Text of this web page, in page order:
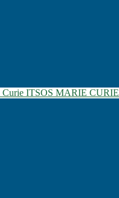
ITSOS MARIE CURIE